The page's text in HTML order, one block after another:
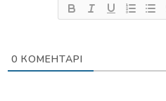
0 КОМЕНТАРІ